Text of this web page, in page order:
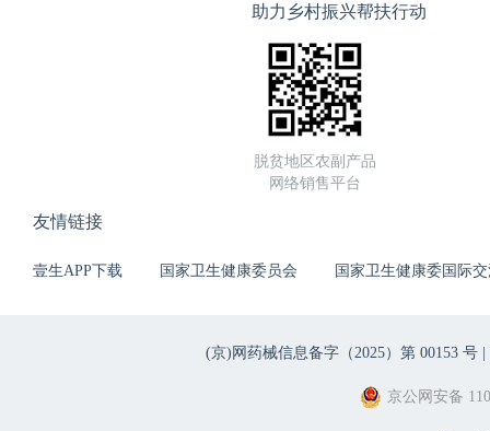
助力乡村振兴帮扶行动
脱贫地区农副产品
网络销售平台
友情链接
壹生APP下载 国家卫生健康委员会 国家卫生健康委国际
(京)网药械信息备字（2025）第 00153 号 |
京公网安备